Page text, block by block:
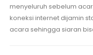
menyeluruh sebelum
koneksi internet dijamin
acara sehingga siaran